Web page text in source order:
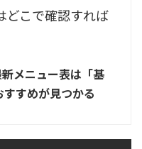
どこで確認すれば
メニュー表は「基
すめが見つかる